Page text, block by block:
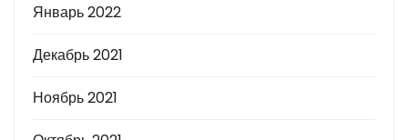
Январь 2022
Декабрь 2021
Ноябрь 2021